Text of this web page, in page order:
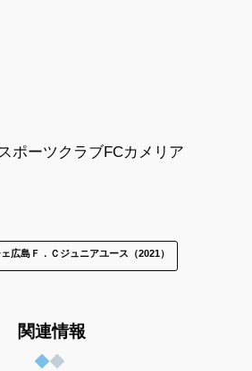
ポーツクラブFCカメリア
広島Ｆ．Ｃジュニアユース（2021）
関連情報